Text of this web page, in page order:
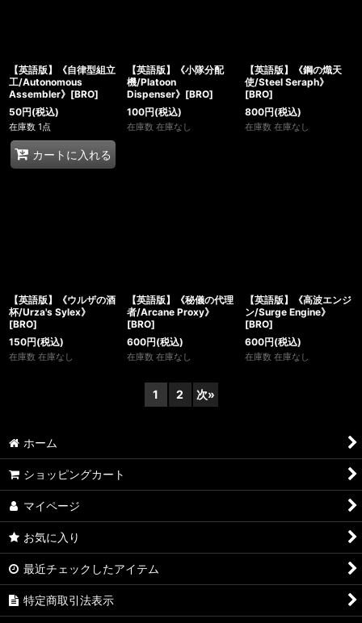
【英語版】《自律型組立
工/Autonomous
Assembler》[BRO]
50円(税込)
在庫数 1点
カートに入れる
【英語版】《小隊分配
機/Platoon
Dispenser》[BRO]
100円(税込)
在庫数 在庫なし
【英語版】《鋼の熾天
使/Steel Seraph》
[BRO]
800円(税込)
在庫数 在庫なし
【英語版】《ウルザの酒
杯/Urza's Sylex》
[BRO]
150円(税込)
在庫数 在庫なし
【英語版】《秘儀の代理
者/Arcane Proxy》
[BRO]
600円(税込)
在庫数 在庫なし
【英語版】《高波エンジ
ン/Surge Engine》
[BRO]
600円(税込)
在庫数 在庫なし
1 2 次»
ホーム
ショッピングカート
マイページ
お気に入り
最近チェックしたアイテム
特定商取引法表示